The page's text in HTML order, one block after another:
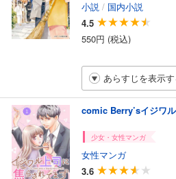
小説 / 国内小説
4.5
550円 (税込)
あらすじを表示
comic Berry’sイジワ
少女・女性マンガ
女性マンガ
3.6